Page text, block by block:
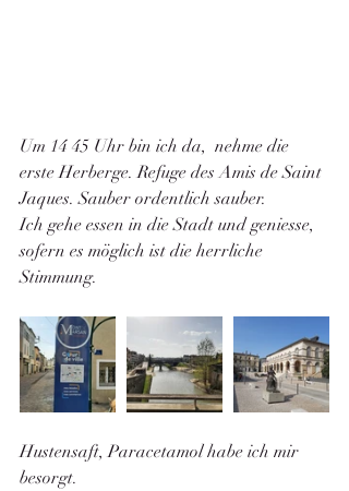
Um 14 45 Uhr bin ich da,  nehme die
erste Herberge. Refuge des Amis de Saint
Jaques. Sauber ordentlich sauber.
Ich gehe essen in die Stadt und geniesse,
sofern es möglich ist die herrliche
Stimmung.
Hustensaft, Paracetamol habe ich mir
besorgt.